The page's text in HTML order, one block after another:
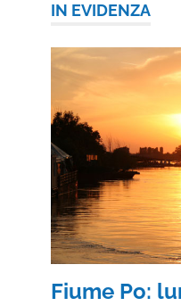
IN EVIDENZA
Fiume Po: